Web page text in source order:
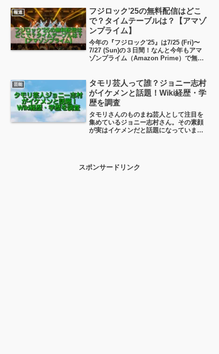
伊達みきおさんと大泉洋さんの家系につ
いてちょっとだけ遡ってみました！良か
ったら最後まで見ていってくださいね！
報道
フジロック’25の無料配信はどこ
で？タイムテーブルは？【アマゾ
ンプライム】
今年の『フジロック'25』は7/25 (Fri)〜
7/27 (Sun)の３日間！なんと今年もアマ
ゾンプライム（Amazon Prime）で無料
ましたので、気になる方は見て行ってく
ださると嬉しいです！
芸能
タモリ芸人って誰？ジョニー志村
がイケメンと話題！Wiki経歴・学
歴を調査
タモリさんのものまね芸人として注目を
集めているジョニー志村さん。その素顔
が実はイケメンだと話題になっていま
スポンサードリンク